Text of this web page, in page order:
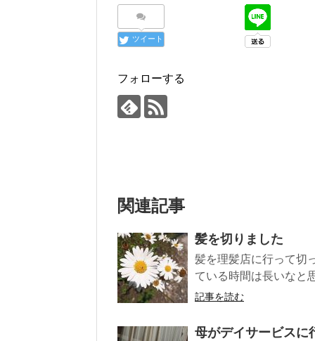
ツイート
フォローする
関連記事
髪を切りました
髪を理髪店に行って切
ている時間は長いなと
記事を読む
母がデイサービスに